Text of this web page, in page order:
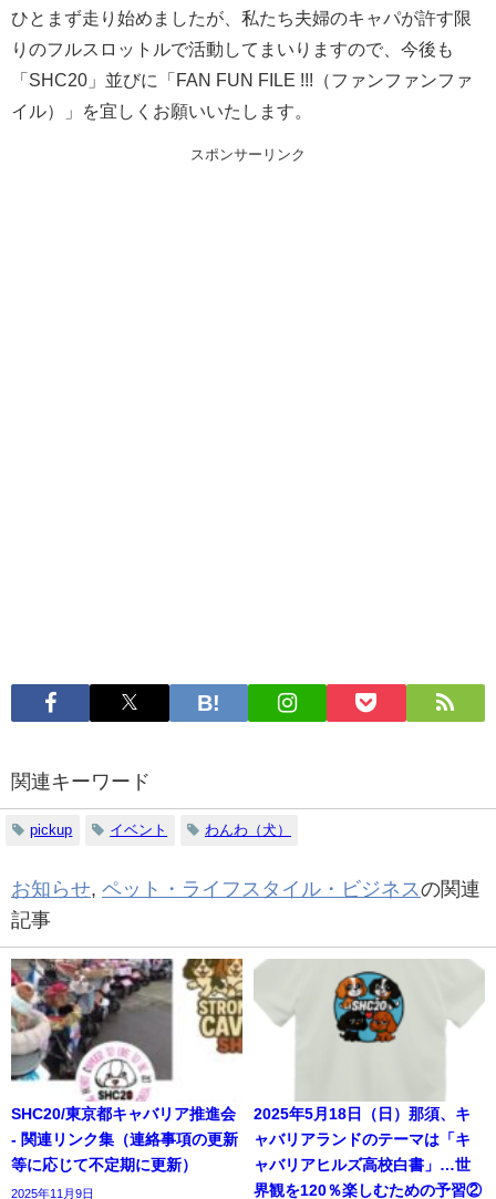
ひとまず走り始めましたが、私たち夫婦のキャパが許す限
りのフルスロットルで活動してまいりますので、今後も
「SHC20」並びに「FAN FUN FILE !!!（ファンファンファ
イル）」を宜しくお願いいたします。
スポンサーリンク
関連キーワード
pickup イベント わんわ（犬）
お知らせ, ペット・ライフスタイル・ビジネスの関連
記事
SHC20/東京都キャバリア推進会
- 関連リンク集（連絡事項の更新
等に応じて不定期に更新）
2025年11月9日
2025年5月18日（日）那須、キ
ャバリアランドのテーマは「キ
ャバリアヒルズ高校白書」…世
界観を120％楽しむための予習②